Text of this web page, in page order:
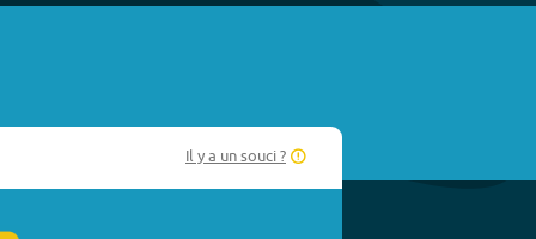
Il y a un souci ?